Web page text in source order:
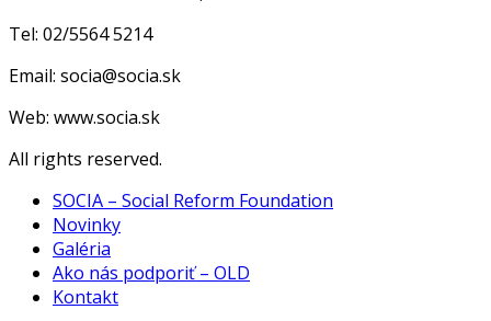
Tel: 02/5564 5214
Email: socia@socia.sk
Web: www.socia.sk
All rights reserved.
SOCIA – Social Reform Foundation
Novinky
Galéria
Ako nás podporiť – OLD
Kontakt